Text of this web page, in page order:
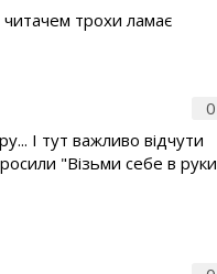
трохи ламає
0
І тут важливо відчути
"Візьми себе в руки